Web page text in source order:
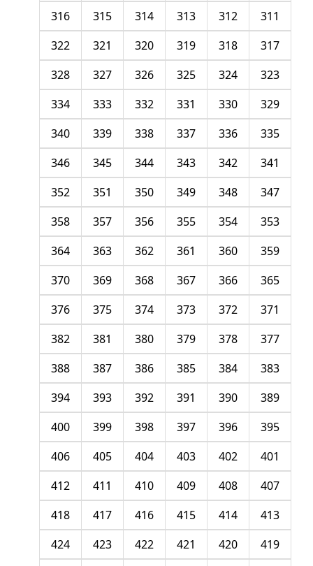
311
312
313
314
315
316
317
318
319
320
321
322
323
324
325
326
327
328
329
330
331
332
333
334
335
336
337
338
339
340
341
342
343
344
345
346
347
348
349
350
351
352
353
354
355
356
357
358
359
360
361
362
363
364
365
366
367
368
369
370
371
372
373
374
375
376
377
378
379
380
381
382
383
384
385
386
387
388
389
390
391
392
393
394
395
396
397
398
399
400
401
402
403
404
405
406
407
408
409
410
411
412
413
414
415
416
417
418
419
420
421
422
423
424